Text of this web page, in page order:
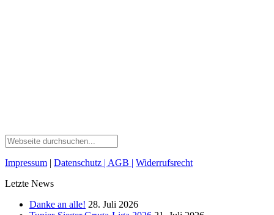
Impressum | Datenschutz | AGB | Widerrufsrecht
Letzte News
Danke an alle! 28. Juli 2026